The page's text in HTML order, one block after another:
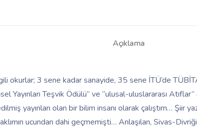
Açıklama
okurlar; 3 sene kadar sanayide, 35 sene İTÜ’de
Yayınları Teşvik Ödülü” ve “ulusal-uluslararası
yayınları olan bir bilim insanı olarak çalıştım… Şiir
aklımın ucundan dahi geçmemişti… Anlaşılan, Sivas-